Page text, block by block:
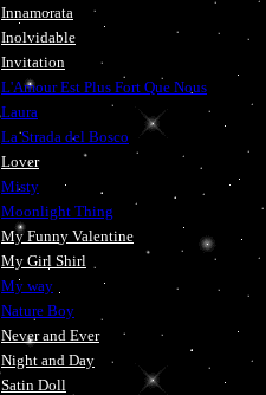
Innamorata
Inolvidable
Invitation
L'Amour Est Plus Fort Que Nous
Laura
La Strada del Bosco
Lover
Misty
Moonlight Thing
My Funny Valentine
My Girl Shirl
My way
Nature Boy
Never and Ever
Night and Day
Satin Doll